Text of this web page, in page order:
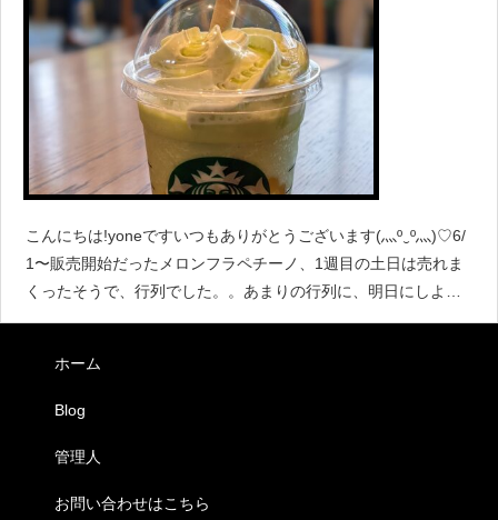
こんにちは!yoneですいつもありがとうございます(灬º‿º灬)♡6/
1〜販売開始だったメロンフラペチーノ、1週目の土日は売れま
くったそうで、行列でした。。あまりの行列に、明日にしよう
と諦めて月曜日に再訪しましたが、朝から売り切れ！！ショッ
ホーム
Blog
管理人
お問い合わせはこちら